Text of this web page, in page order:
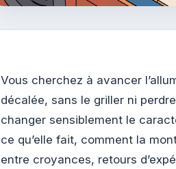
Vous cherchez à avancer
décalée, sans le griller ni
changer sensiblement le
ce qu’elle fait, comment la
entre croyances, retours